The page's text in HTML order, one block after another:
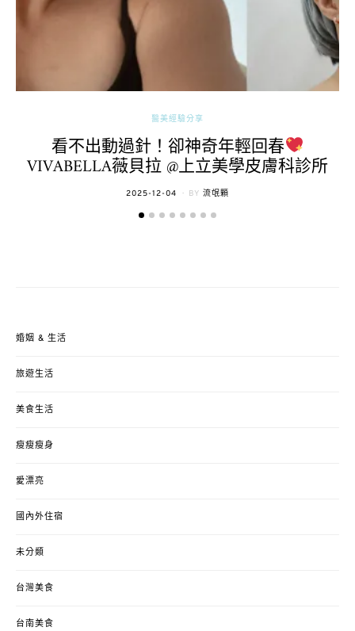
醫美經驗分享
看不出動過針！卻神奇年輕回春
VIVABELLA薇貝拉 @上立美學皮膚科診所
POSTED
2025-12-04 BY 流氓顆
婚姻 & 生活
旅遊生活
美食生活
瘦瘦瘦身
愛漂亮
國內外住宿
未分類
台灣美食
台南美食